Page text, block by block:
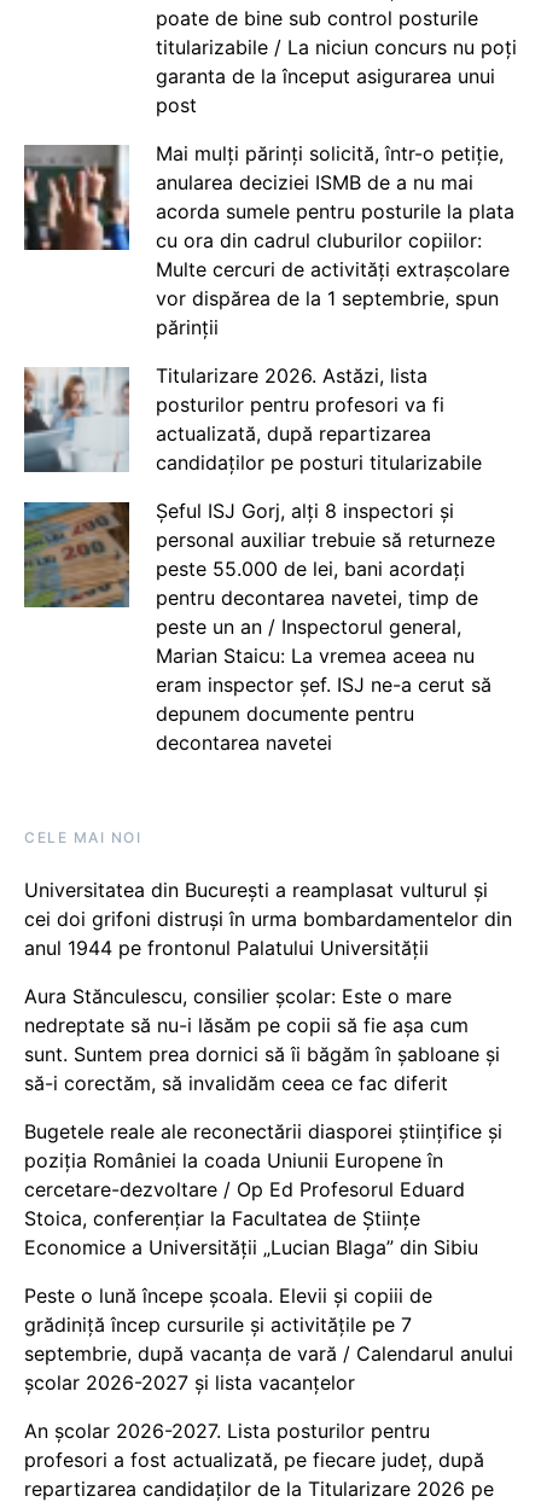
poate de bine sub control posturile
titularizabile / La niciun concurs nu poți
garanta de la început asigurarea unui
post
Mai mulți părinți solicită, într-o petiție,
anularea deciziei ISMB de a nu mai
acorda sumele pentru posturile la plata
cu ora din cadrul cluburilor copiilor:
Multe cercuri de activități extrașcolare
vor dispărea de la 1 septembrie, spun
părinții
Titularizare 2026. Astăzi, lista
posturilor pentru profesori va fi
actualizată, după repartizarea
candidaților pe posturi titularizabile
Șeful ISJ Gorj, alți 8 inspectori și
personal auxiliar trebuie să returneze
peste 55.000 de lei, bani acordați
pentru decontarea navetei, timp de
peste un an / Inspectorul general,
Marian Staicu: La vremea aceea nu
eram inspector șef. ISJ ne-a cerut să
depunem documente pentru
decontarea navetei
CELE MAI NOI
Universitatea din București a reamplasat vulturul și
cei doi grifoni distruși în urma bombardamentelor din
anul 1944 pe frontonul Palatului Universității
Aura Stănculescu, consilier școlar: Este o mare
nedreptate să nu-i lăsăm pe copii să fie așa cum
sunt. Suntem prea dornici să îi băgăm în șabloane și
să-i corectăm, să invalidăm ceea ce fac diferit
Bugetele reale ale reconectării diasporei științifice și
poziția României la coada Uniunii Europene în
cercetare-dezvoltare / Op Ed Profesorul Eduard
Stoica, conferențiar la Facultatea de Științe
Economice a Universității „Lucian Blaga” din Sibiu
Peste o lună începe școala. Elevii și copiii de
grădiniță încep cursurile și activitățile pe 7
septembrie, după vacanța de vară / Calendarul anului
școlar 2026-2027 și lista vacanțelor
An școlar 2026-2027. Lista posturilor pentru
profesori a fost actualizată, pe fiecare județ, după
repartizarea candidaților de la Titularizare 2026 pe